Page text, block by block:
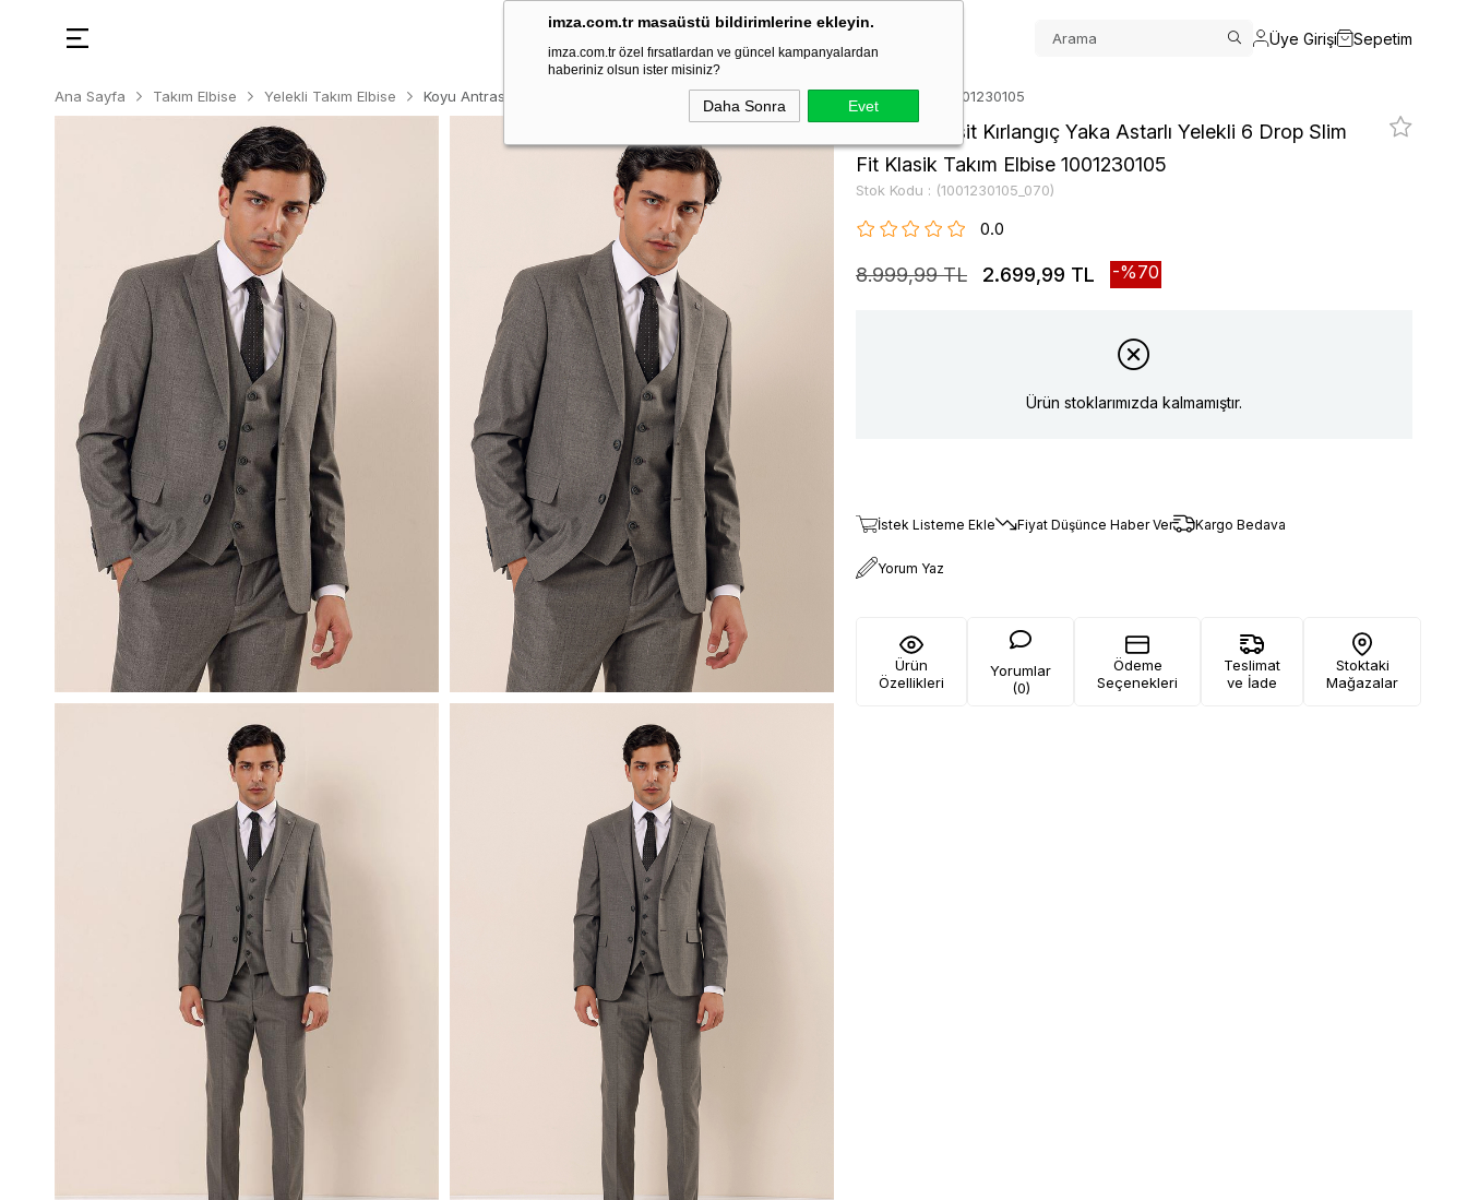
imza.com.tr masaüstü bildirimlerine ekleyin.
imza.com.tr özel fırsatlardan ve güncel kampanyalardan
haberiniz olsun ister misiniz?
Daha Sonra Evet
Üye Girişi Sepetim
Ana Sayfa Takım Elbise Yelekli Takım Elbise Koyu Antrasit Kırlangıç Yaka Astarlı Yelekli 6 Drop Slim Fit Klasik Takım Elbise 1001230105
Koyu Antrasit Kırlangıç Yaka Astarlı Yelekli 6 Drop Slim
Fit Klasik Takım Elbise 1001230105
Stok Kodu (1001230105_070)
0.0
8.999,99 TL 2.699,99 TL 70
Ürün stoklarımızda kalmamıştır.
İstek Listeme Ekle Fiyat Düşünce Haber Ver Kargo Bedava
Yorum Yaz
Ürün
Özellikleri
Yorumlar
(0)
Ödeme
Seçenekleri
Teslimat
ve İade
Stoktaki
Mağazalar